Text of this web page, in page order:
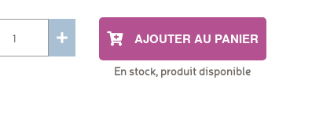
AJOUTER AU PANIER
En stock, produit disponible